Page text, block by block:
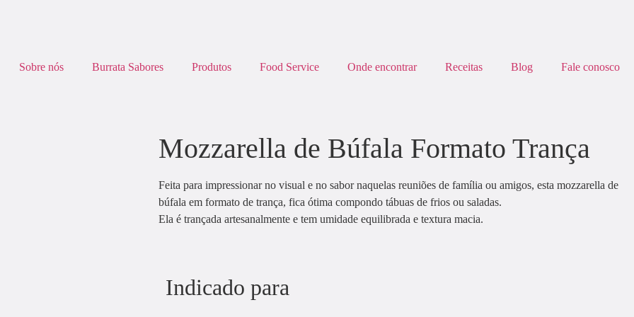
Sobre nós Burrata Sabores Produtos Food Service Onde encontrar Receitas Blog Fale conosco
Mozzarella de Búfala Formato Trança
Feita para impressionar no visual e no sabor naquelas reuniões de família ou amigos, esta mozzarella de
búfala em formato de trança, fica ótima compondo tábuas de frios ou saladas.
Ela é trançada artesanalmente e tem umidade equilibrada e textura macia.
Indicado para